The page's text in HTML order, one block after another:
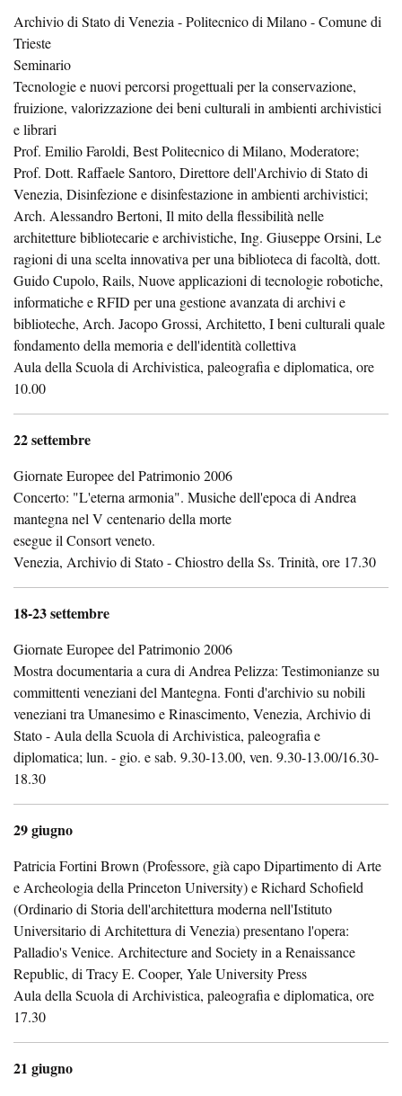
Archivio di Stato di Venezia - Politecnico di Milano - Comune di
Trieste
Seminario
Tecnologie e nuovi percorsi progettuali per la conservazione,
fruizione, valorizzazione dei beni culturali in ambienti archivistici
e librari
Prof. Emilio Faroldi, Best Politecnico di Milano, Moderatore;
Prof. Dott. Raffaele Santoro, Direttore dell'Archivio di Stato di
Venezia, Disinfezione e disinfestazione in ambienti archivistici;
Arch. Alessandro Bertoni, Il mito della flessibilità nelle
architetture bibliotecarie e archivistiche, Ing. Giuseppe Orsini, Le
ragioni di una scelta innovativa per una biblioteca di facoltà, dott.
Guido Cupolo, Rails, Nuove applicazioni di tecnologie robotiche,
informatiche e RFID per una gestione avanzata di archivi e
biblioteche, Arch. Jacopo Grossi, Architetto, I beni culturali quale
fondamento della memoria e dell'identità collettiva
Aula della Scuola di Archivistica, paleografia e diplomatica, ore
10.00
22 settembre
Giornate Europee del Patrimonio 2006
Concerto: "L'eterna armonia". Musiche dell'epoca di Andrea
mantegna nel V centenario della morte
esegue il Consort veneto.
Venezia, Archivio di Stato - Chiostro della Ss. Trinità, ore 17.30
18-23 settembre
Giornate Europee del Patrimonio 2006
Mostra documentaria a cura di Andrea Pelizza: Testimonianze su
committenti veneziani del Mantegna. Fonti d'archivio su nobili
veneziani tra Umanesimo e Rinascimento, Venezia, Archivio di
Stato - Aula della Scuola di Archivistica, paleografia e
diplomatica; lun. - gio. e sab. 9.30-13.00, ven. 9.30-13.00/16.30-
18.30
29 giugno
Patricia Fortini Brown (Professore, già capo Dipartimento di Arte
e Archeologia della Princeton University) e Richard Schofield
(Ordinario di Storia dell'architettura moderna nell'Istituto
Universitario di Architettura di Venezia) presentano l'opera:
Palladio's Venice. Architecture and Society in a Renaissance
Republic, di Tracy E. Cooper, Yale University Press
Aula della Scuola di Archivistica, paleografia e diplomatica, ore
17.30
21 giugno